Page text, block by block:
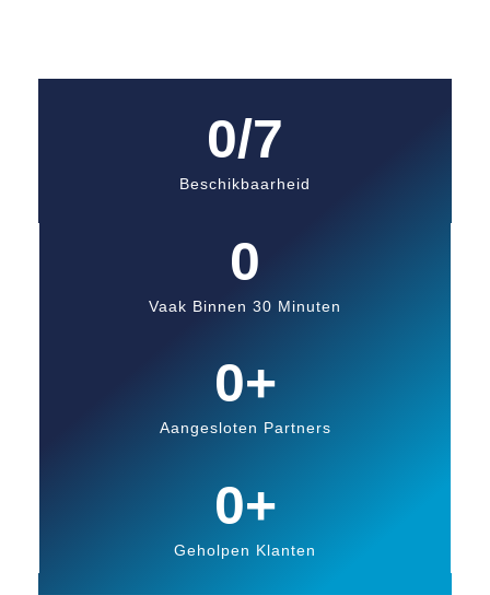
0/7
Beschikbaarheid
0
Vaak Binnen 30 Minuten
0+
Aangesloten Partners
0+
Geholpen Klanten